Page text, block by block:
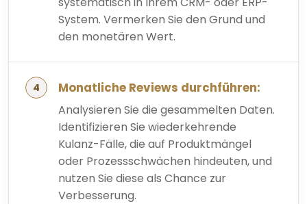
System. Vermerken Sie den Grund und
den monetären Wert.
Monatliche Reviews durchführen:
Analysieren Sie die gesammelten Daten.
Identifizieren Sie wiederkehrende
Kulanz-Fälle, die auf Produktmängel
oder Prozessschwächen hindeuten, und
nutzen Sie diese als Chance zur
Verbesserung.